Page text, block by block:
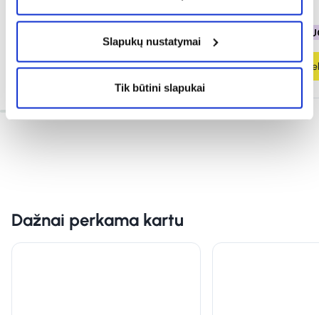
Slapukų nustatymai
Tik būtini slapukai
Į krepšelį
% PAPILDOMA
Į
Dažnai perkama kartu